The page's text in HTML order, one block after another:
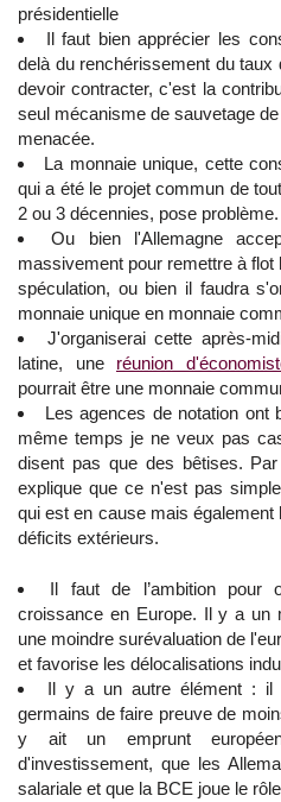
présidentielle
Il faut bien apprécier les
delà du renchérissement du
devoir contracter, c'est la
seul mécanisme de sauvetage
menacée.
La monnaie unique, cette
qui a été le projet commun de
2 ou 3 décennies, pose problème.
Ou bien l'Allemagne
massivement pour remettre à
spéculation, ou bien il faudra
monnaie unique en monnaie
J'organiserai cette après-
latine, une réunion
pourrait être une monnaie
Les agences de notation ont
même temps je ne veux pas
disent pas que des bêtises.
explique que ce n'est pas
qui est en cause mais
déficits extérieurs.
Il faut de l’ambition pour
croissance en Europe. Il y a un
une moindre surévaluation de
et favorise les délocalisations
Il y a un autre élément : il
germains de faire preuve de
y ait un emprunt
d'investissement, que les
salariale et que la BCE joue le